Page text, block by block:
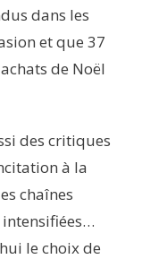
dans les
et que 37
de Noël
des critiques
à la
chaînes
le choix de